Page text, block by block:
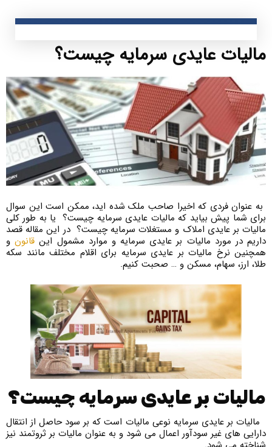
مالیات عایدی سرمایه چیست؟
به عنوان فردی که اخیرا صاحب ملک شده اید، ممکن است این سوال
برای شما پیش بیاید که مالیات عایدی سرمایه چیست؟ یا به طور کلی
مالیات بر عایدی املاک و مستغلات سرمایه چیست؟ در این مقاله قصد
داریم در مورد مالیات بر عایدی سرمایه و موارد مشمول این قانونو
همچنین نرخ مالیات بر عایدی سرمایه برای اقلام مختلف مانند سکه
طلا، ارز، سهام، مسکن و … صحبت کنیم.
مالیات بر عایدی سرمایه چیست؟
مالیات بر عایدی سرمایه نوعی مالیات است که بر سود حاصل از انتقال
دارایی های غیر سودآور اعمال می شود و به عنوان مالیات بر ثروتمند نیز